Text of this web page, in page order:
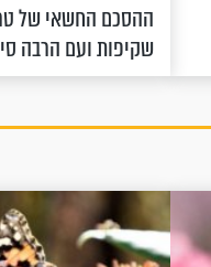
ההסכם החשאי של
שקיפות ועם הרבה